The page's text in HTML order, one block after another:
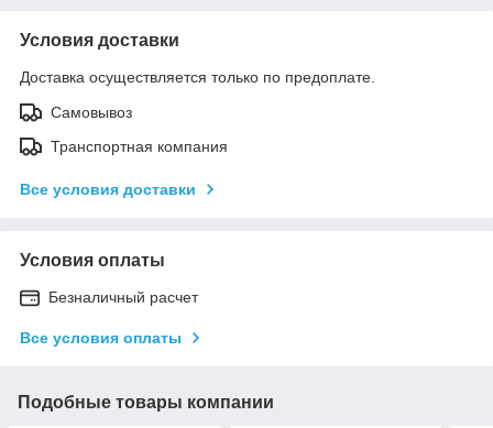
Условия доставки
Доставка осуществляется только по предоплате.
Самовывоз
Транспортная компания
Все условия доставки
Условия оплаты
Безналичный расчет
Все условия оплаты
Подобные товары компании